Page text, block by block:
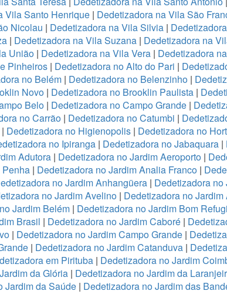
Vila Santo Henrique | Dedetizadora na Vila São
Nicolau | Dedetizadora na Vila Silvia |
| Dedetizadora na Vila Suzana | Dedetizadora na
União| Dedetizadora na Vila Vera| Dedetizadora
Pinheiros| Dedetizadora no Alto do Pari |
no Belém| Dedetizadora no Belenzinho|
Novo| Dedetizadora no Brooklin Paulista|
Belo | Dedetizadora no Campo Grande |
no Carrão | Dedetizadora no Catumbi |
| Dedetizadora no Higienopolis| Dedetizadora no
no Ipiranga | Dedetizadora no Jabaquara |
Adutora | Dedetizadora no Jardim Aeroporto |
Penha | Dedetizadora no Jardim Analia Franco |
no Jardim Anhangüera | Dedetizadora
no Jardim Avelino| Dedetizadora no Jardim
Jardim Belém| Dedetizadora no Jardim Bom
Brasil | Dedetizadora no Jardim Caboré|
| Dedetizadora no Jardim Campo Grande |
| Dedetizadora no Jardim Catanduva|
em Pirituba| Dedetizadora no Jardim
da Glória| Dedetizadora no Jardim da
Jardim da Saúde | Dedetizadora no Jardim das